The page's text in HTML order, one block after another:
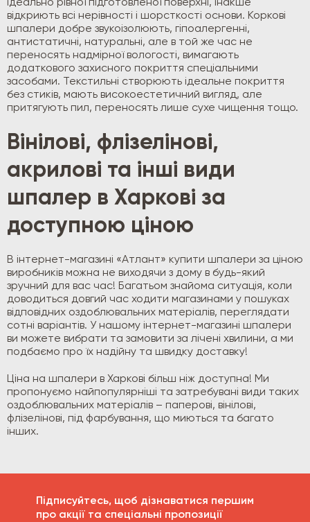
ідеально рівної підготовленої поверхні, інакше
відкриють всі нерівності і шорсткості основи. Коркові
шпалери добре звукоізолюють, гіпоалергенні,
антистатичні, натуральні, але в той же час не
переносять надмірної вологості, вимагають
додаткового захисного покриття спеціальними
засобами. Текстильні створюють ідеальне покриття
без стиків, мають високоестетичний вигляд, але
притягують пил, переносять лише сухе чищення тощо.
Вінілові, флізелінові,
акрилові та інші види
шпалер в Харкові за
доступною ціною
В інтернет-магазині «Атлант» купити шпалери за ціною
виробників можна не виходячи з дому в будь-який
зручний для вас час! Багатьом знайома ситуація, коли
доводиться довгий час ходити магазинами у пошуках
відповідних оздоблювальних матеріалів, переглядати
сотні варіантів. У нашому інтернет-магазині шпалери
ви можете вибрати та замовити за лічені хвилини, а ми
подбаємо про їх надійну та швидку доставку!
Ціна на шпалери в Харкові більш ніж доступна! Ми
пропонуємо найпопулярніші та затребувані види таких
оздоблювальних матеріалів – паперові, вінілові,
флізелінові, під фарбування, що миються та багато
інших.
Підписуйтесь, щоб дізнаватися першим
про акції та спеціальні пропозиції